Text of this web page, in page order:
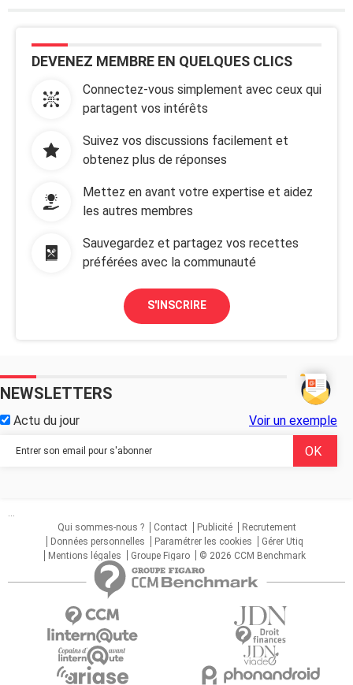
DEVENEZ MEMBRE EN QUELQUES CLICS
Connectez-vous simplement avec ceux qui
partagent vos intérêts
Suivez vos discussions facilement et
obtenez plus de réponses
Mettez en avant votre expertise et aidez
les autres membres
Sauvegardez et partagez vos recettes
préférées avec la communauté
S'INSCRIRE
NEWSLETTERS
Actu du jour Voir un exemple
...
Qui sommes-nous ?
Contact Publicité
Recrutement
Données personnelles
Paramétrer les cookies
Gérer Utiq
Mentions légales
Groupe Figaro © 2026 CCM Benchmark